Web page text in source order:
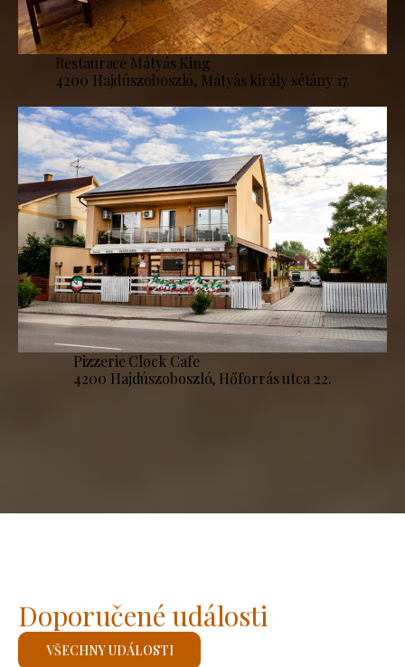
Restaurace Mátyás King
4200 Hajdúszoboszló, Mátyás király sétány 17.
Pizzerie Clock Cafe
4200 Hajdúszoboszló, Hőforrás utca 22.
Doporučené události
VŠECHNY UDÁLOSTI